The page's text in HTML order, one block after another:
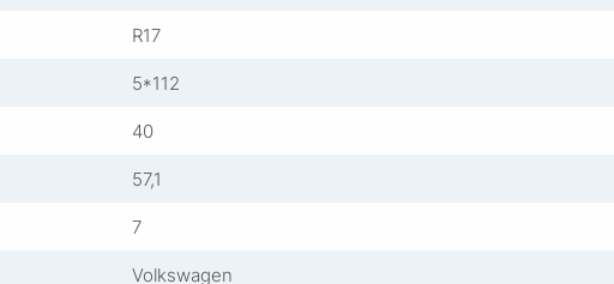
R17
5*112
40
57,1
7
Volkswagen